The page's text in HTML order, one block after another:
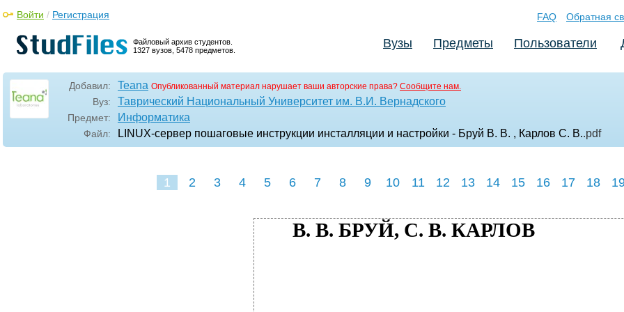
Файловый архив студентов.
1327 вузов, 5478 предметов.
Войти / Регистрация FAQ Обратная
Вузы Предметы Пользователи
Добавил: Teana Опубликованный материал нарушает ваши авторские права? Сообщите нам.
Вуз: Таврический Национальный Университет им. В.И. Вернадского
Предмет: Информатика
Файл: LINUX-сервер пошаговые инструкции инсталляции и настройки - Бруй В. В. , Карлов С. В..pdf
1 2 3 4 5 6 7 8 9 10 11 12 13 14 15 16 17 18
В. В. БРУЙ, С. В. КАРЛОВ